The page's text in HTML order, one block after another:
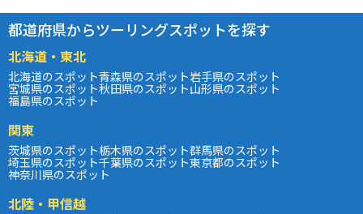
都道府県からツーリングスポットを探す
北海道・東北
北海道のスポット青森県のスポット岩手県のスポット
宮城県のスポット秋田県のスポット山形県のスポット
福島県のスポット
関東
茨城県のスポット栃木県のスポット群馬県のスポット
埼玉県のスポット千葉県のスポット東京都のスポット
神奈川県のスポット
北陸・甲信越